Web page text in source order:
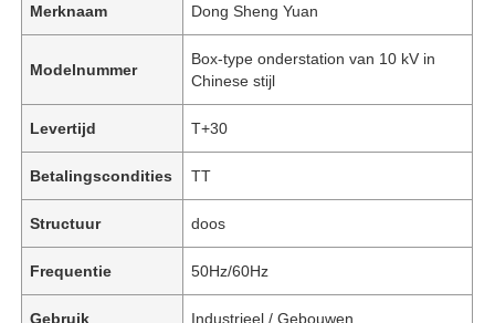
Merknaam Dong Sheng Yuan
Modelnummer
Box-type onderstation van 10 kV in
Chinese stijl
Levertijd T+30
Betalingscondities TT
Structuur doos
Frequentie 50Hz/60Hz
Gebruik Industrieel / Gebouwen